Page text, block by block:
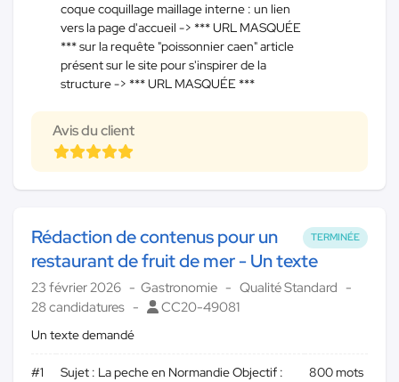
coque coquillage maillage interne : un lien
vers la page d'accueil -> *** URL MASQUÉE
*** sur la requête "poissonnier caen" article
présent sur le site pour s'inspirer de la
structure -> *** URL MASQUÉE ***
Avis du client
TERMINÉE
Rédaction de contenus pour un
restaurant de fruit de mer - Un texte
23 février 2026 Gastronomie
Qualité Standard
28 candidatures
CC20-49081
Un texte demandé
#1
Sujet : La peche en Normandie Objectif :
800 mots